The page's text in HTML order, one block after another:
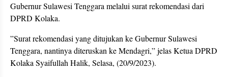
Gubernur Sulawesi Tenggara melalui surat rekomendasi dari
DPRD Kolaka.
”Surat rekomendasi yang ditujukan ke Gubernur Sulawesi
Tenggara, nantinya diteruskan ke Mendagri,” jelas Ketua DPRD
Kolaka Syaifullah Halik, Selasa, (20/9/2023).